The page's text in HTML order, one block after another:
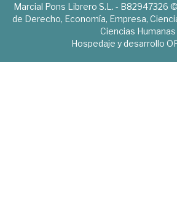
Marcial Pons Librero S.L. - B82947326
de Derecho, Economía, Empresa,
Ciencias Humanas
Hospedaje y desarrollo